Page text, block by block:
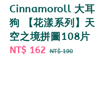
Cinnamoroll 大耳
狗 【花漾系列】天
空之境拼圖108片
Sale
NT$ 162 Regular
NT$ 190